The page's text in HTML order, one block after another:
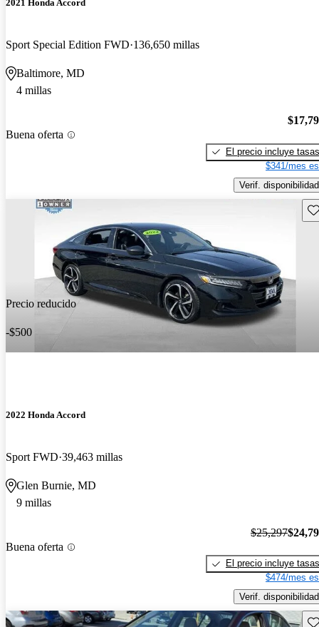
2021 Honda Accord
Sport Special Edition FWD 136,650 millas
Baltimore, MD
4 millas
Buena oferta
El precio incluye tasas
$341/mes
Verif. disponibilidad
Precio reducido
-$500
2022 Honda Accord
Sport FWD 39,463 millas
Glen Burnie, MD
9 millas
Buena oferta
$25,297
El precio incluye tasas
$474/mes
Verif. disponibilidad